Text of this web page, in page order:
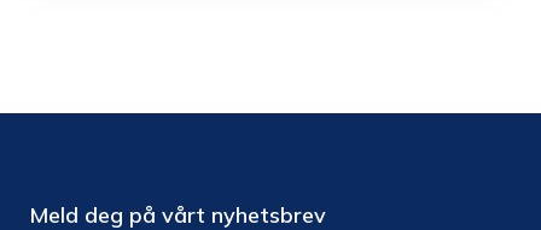
Meld deg på vårt nyhetsbrev